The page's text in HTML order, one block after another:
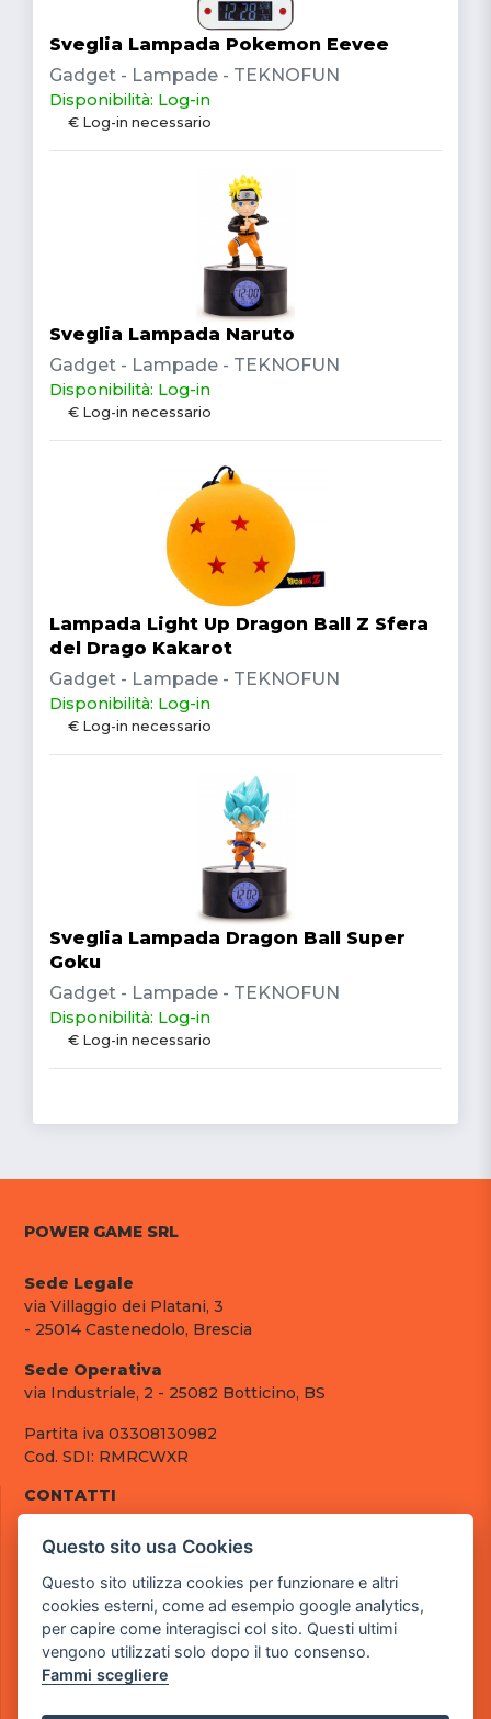
Sveglia Lampada Pokemon Eevee
Gadget - Lampade - TEKNOFUN
Disponibilità: Log-in
€ Log-in necessario
Sveglia Lampada Naruto
Gadget - Lampade - TEKNOFUN
Disponibilità: Log-in
€ Log-in necessario
Lampada Light Up Dragon Ball Z Sfera
del Drago Kakarot
Gadget - Lampade - TEKNOFUN
Disponibilità: Log-in
€ Log-in necessario
Sveglia Lampada Dragon Ball Super
Goku
Gadget - Lampade - TEKNOFUN
Disponibilità: Log-in
€ Log-in necessario
POWER GAME SRL
Sede Legale
via Villaggio dei Platani, 3
- 25014 Castenedolo, Brescia
Sede Operativa
via Industriale, 2 - 25082 Botticino, BS
Partita iva 03308130982
Cod. SDI: RMRCWXR
CONTATTI
tel.: +39 030 376 2377
pec: powergamesrl@legalmail.it
LINK UTILI
Chi siamo
Informazioni generali
Questo sito usa Cookies
Questo sito utilizza cookies per funzionare e altri
cookies esterni, come ad esempio google analytics,
per capire come interagisci col sito. Questi ultimi
vengono utilizzati solo dopo il tuo consenso.
Fammi scegliere